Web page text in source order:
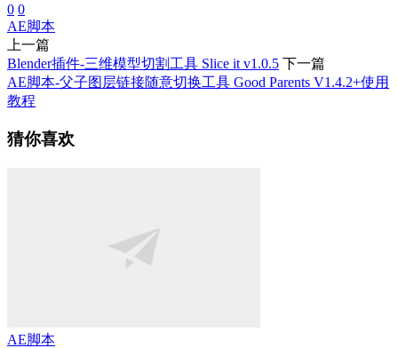
0 0
AE脚本
上一篇
Blender插件-三维模型切割工具 Slice it v1.0.5 下一篇
AE脚本-父子图层链接随意切换工具 Good Parents V1.4.2+使用
教程
猜你喜欢
AE脚本